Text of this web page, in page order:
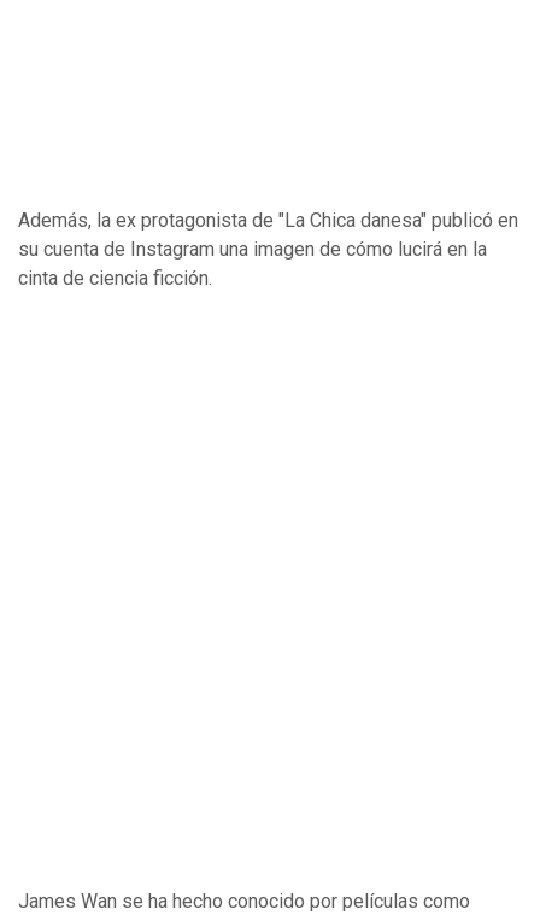
Además, la ex protagonista de "La Chica danesa" publicó en
su cuenta de Instagram una imagen de cómo lucirá en la
cinta de ciencia ficción.
James Wan se ha hecho conocido por películas como